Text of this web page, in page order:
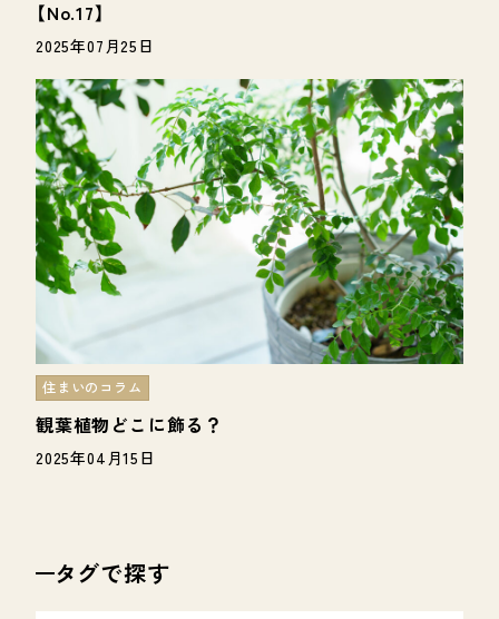
【No.17】
2025年07月25日
観葉植物どこに飾る？
住まいのコラム
2025年04月15日
タグで探す